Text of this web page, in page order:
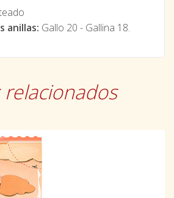
anillas: Gallo 20 - Gallina 18.